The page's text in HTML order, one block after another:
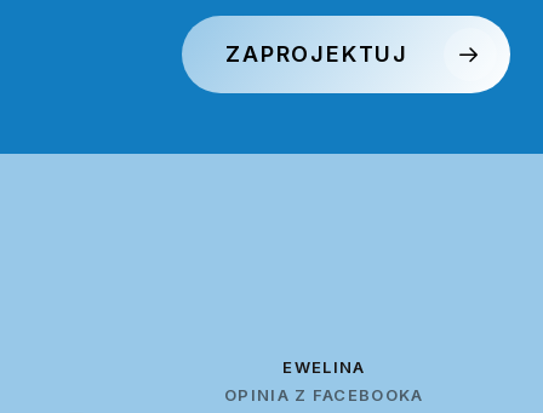
ZAPROJEKTUJ
EWELINA
OPINIA Z FACEBOOKA